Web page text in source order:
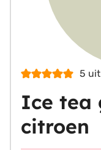
5 uit
Ice tea
citroen